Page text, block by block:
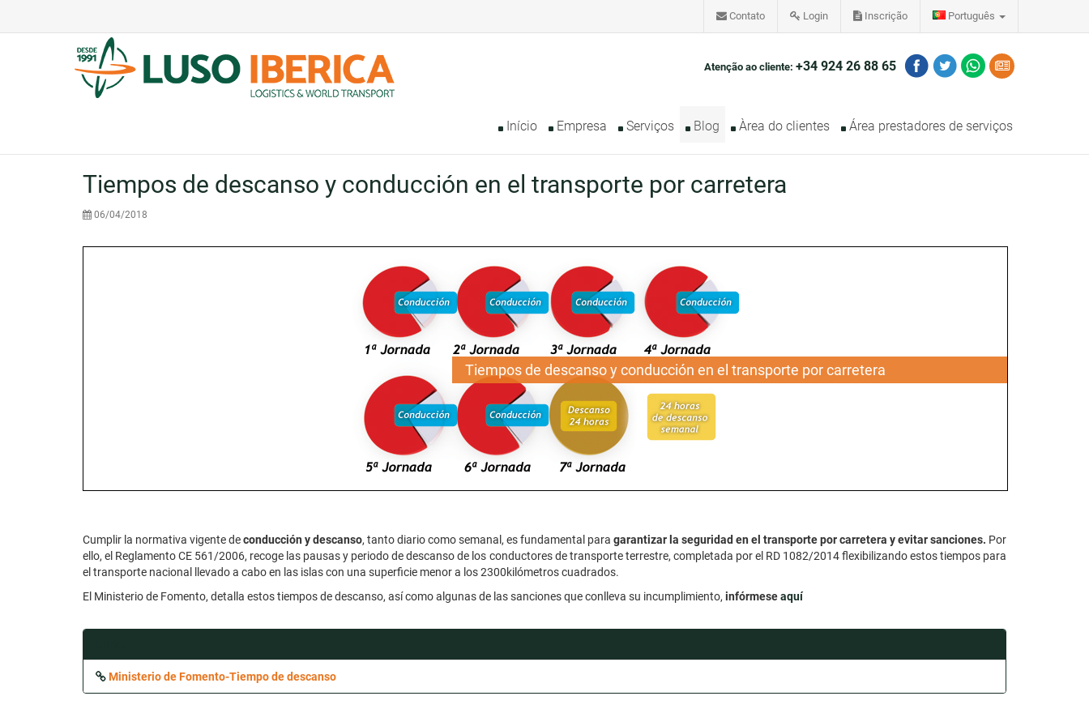
Contato Login Inscrição Português
Atenção ao cliente: +34 924 26 88 65
Início Empresa Serviços Blog Àrea do clientes Área prestadores de serviços
Tiempos de descanso y conducción en el transporte por carretera
06/04/2018
Tiempos de descanso y conducción en el transporte por carretera
Cumplir la normativa vigente deconducción y descanso, tanto diario como semanal, es fundamental para garantizar la seguridad en el transporte por carretera y evitar sanciones. Por
ello, el Reglamento CE 561/2006, recoge las pausas y periodo de descanso de los conductores de transporte terrestre, completada por el RD 1082/2014 flexibilizando estos tiempos para
el transporte nacional llevado a cabo en las islas con una superficie menor a los 2300kilómetros cuadrados.
El Ministerio de Fomento, detalla estos tiempos de descanso, así como algunas de las sanciones que conlleva su incumplimiento, infórmeseaquí
Ministerio de Fomento-Tiempo de descanso